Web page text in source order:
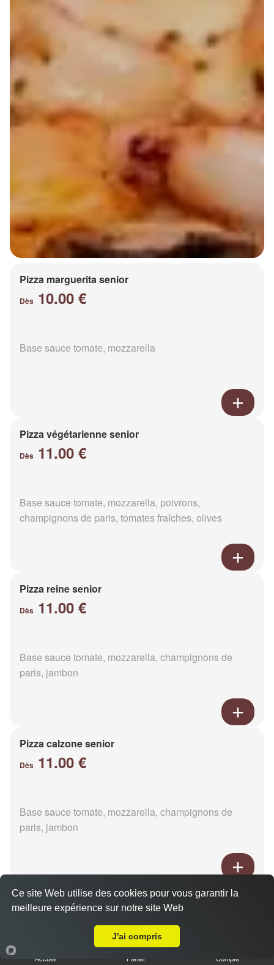
Pizza marguerita senior
Dès 10.00 €
Base sauce tomate, mozzarella
Pizza végétarienne senior
Dès 11.00 €
Base sauce tomate, mozzarella, poivrons,
champignons de paris, tomates fraîches, olives
Pizza reine senior
Dès 11.00 €
Base sauce tomate, mozzarella, champignons de
paris, jambon
Pizza calzone senior
Dès 11.00 €
Base sauce tomate, mozzarella, champignons de
paris, jambon
Pizza 4 fromages senior
11.00 €
Accueil Panier Compte
Ce site Web utilise des cookies pour vous garantir la
meilleure expérience sur notre site Web
J'ai compris